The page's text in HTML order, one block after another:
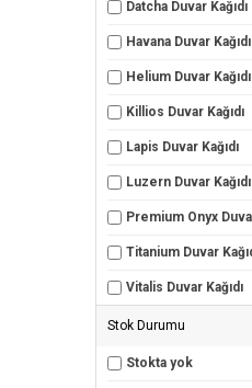
Datcha Duvar Kağıdı
Havana Duvar Kağıdı
Helium Duvar Kağıdı
Killios Duvar Kağıdı
Lapis Duvar Kağıdı
Luzern Duvar Kağıdı
Premium Onyx
Titanium Duvar
Vitalis Duvar Kağıdı
Stok Durumu
Stokta yok